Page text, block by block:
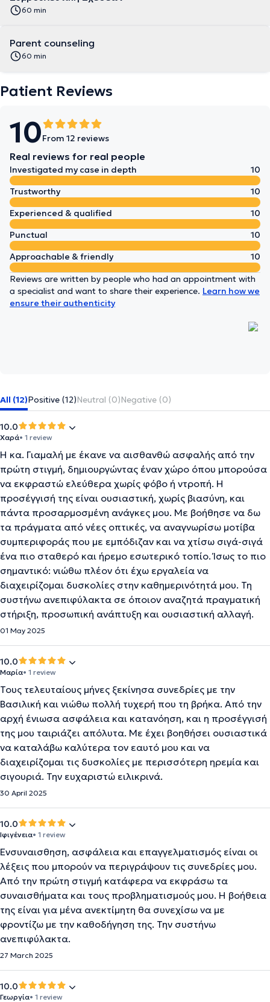
60 min
Parent counseling
60 min
Patient Reviews
10From 12 reviews
Real reviews for real people
Investigated my case in depth
10
Trustworthy
10
Experienced & qualified
10
Punctual
10
Approachable & friendly
10
Reviews are written by people who had an appointment with
a specialist and want to share their experience. Learn how we
ensure their authenticity
All (12)Positive (12)Neutral (0)Negative (0)
10.0
Χαρά• 1 review
Η κα. Γιαμαλή με έκανε να αισθανθώ ασφαλής από την
πρώτη στιγμή, δημιουργώντας έναν χώρο όπου μπορούσα
να εκφραστώ ελεύθερα χωρίς φόβο ή ντροπή. Η
προσέγγισή της είναι ουσιαστική, χωρίς βιασύνη, και
πάντα προσαρμοσμένη ανάγκες μου. Με βοήθησε να δω
τα πράγματα από νέες οπτικές, να αναγνωρίσω μοτίβα
συμπεριφοράς που με εμπόδιζαν και να χτίσω σιγά-σιγά
ένα πιο σταθερό και ήρεμο εσωτερικό τοπίο. Ίσως το πιο
σημαντικό: νιώθω πλέον ότι έχω εργαλεία να
διαχειρίζομαι δυσκολίες στην καθημερινότητά μου. Τη
συστήνω ανεπιφύλακτα σε όποιον αναζητά πραγματική
στήριξη, προσωπική ανάπτυξη και ουσιαστική αλλαγή.
01 May 2025
10.0
Μαρία• 1 review
Τους τελευταίους μήνες ξεκίνησα συνεδρίες με την
Βασιλική και νιώθω πολλή τυχερή που τη βρήκα. Από την
αρχή ένιωσα ασφάλεια και κατανόηση, και η προσέγγισή
της μου ταιριάζει απόλυτα. Με έχει βοηθήσει ουσιαστικά
να καταλάβω καλύτερα τον εαυτό μου και να
διαχειρίζομαι τις δυσκολίες με περισσότερη ηρεμία και
σιγουριά. Την ευχαριστώ ειλικρινά.
30 April 2025
10.0
Ιφιγένεια• 1 review
Ενσυναισθηση, ασφάλεια και επαγγελματισμός είναι οι
λέξεις που μπορούν να περιγράψουν τις συνεδρίες μου.
Από την πρώτη στιγμή κατάφερα να εκφράσω τα
συναισθήματα και τους προβληματισμούς μου. Η βοήθεια
της είναι για μένα ανεκτίμητη θα συνεχίσω να με
φροντίζω με την καθοδήγηση της. Την συστήνω
ανεπιφύλακτα.
27 March 2025
10.0
Γεωργία• 1 review